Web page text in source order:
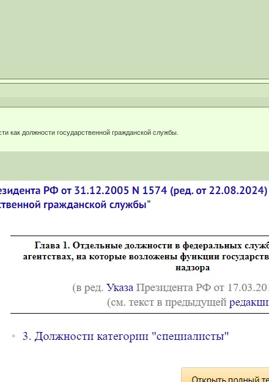
как должности государственной гражданской службы.